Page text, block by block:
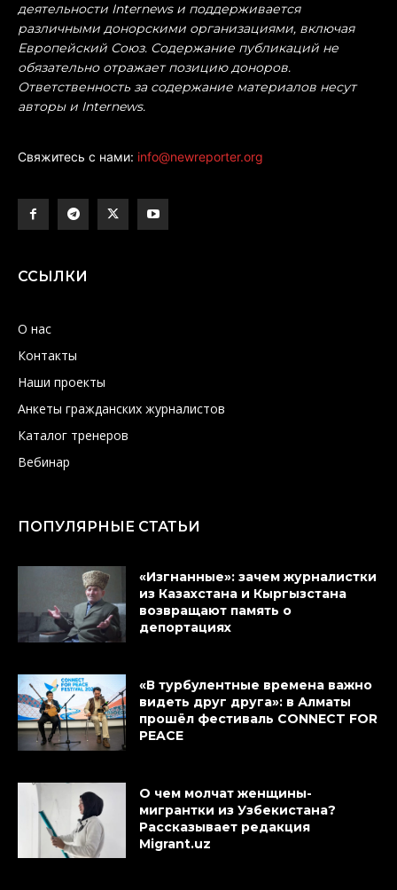
деятельности Internews и поддерживается
различными донорскими организациями, включая
Европейский Союз. Содержание публикаций не
обязательно отражает позицию доноров.
Ответственность за содержание материалов несут
авторы и Internews.
Свяжитесь с нами: info@newreporter.org
ССЫЛКИ
О нас
Контакты
Наши проекты
Анкеты гражданских журналистов
Каталог тренеров
Вебинар
ПОПУЛЯРНЫЕ СТАТЬИ
«Изгнанные»: зачем журналистки
из Казахстана и Кыргызстана
возвращают память о
депортациях
«В турбулентные времена важно
видеть друг друга»: в Алматы
прошёл фестиваль CONNECT FOR
PEACE
О чем молчат женщины-
мигрантки из Узбекистана?
Рассказывает редакция
Migrant.uz